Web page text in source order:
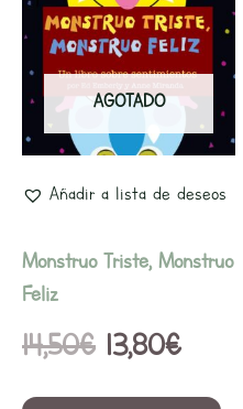
AGOTADO
Añadir a lista de deseos
Monstruo Triste, Monstruo
Feliz
14,50€
precio
original
era:
14,50€.
13,80€
precio
actual
es:
13,80€.